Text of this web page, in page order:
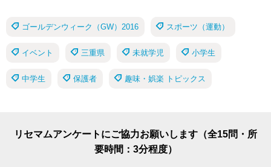
ゴールデンウィーク（GW）2016 スポーツ（運動）
イベント 三重県 未就学児 小学生
中学生 保護者 趣味・娯楽 トピックス
リセマムアンケートにご協力お願いします（全15問・所
要時間：3分程度）